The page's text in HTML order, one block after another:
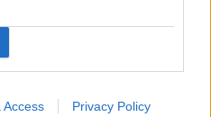
Access Privacy Policy
melegszik az idő
ahol kánikulára és
számítani, utána azonban